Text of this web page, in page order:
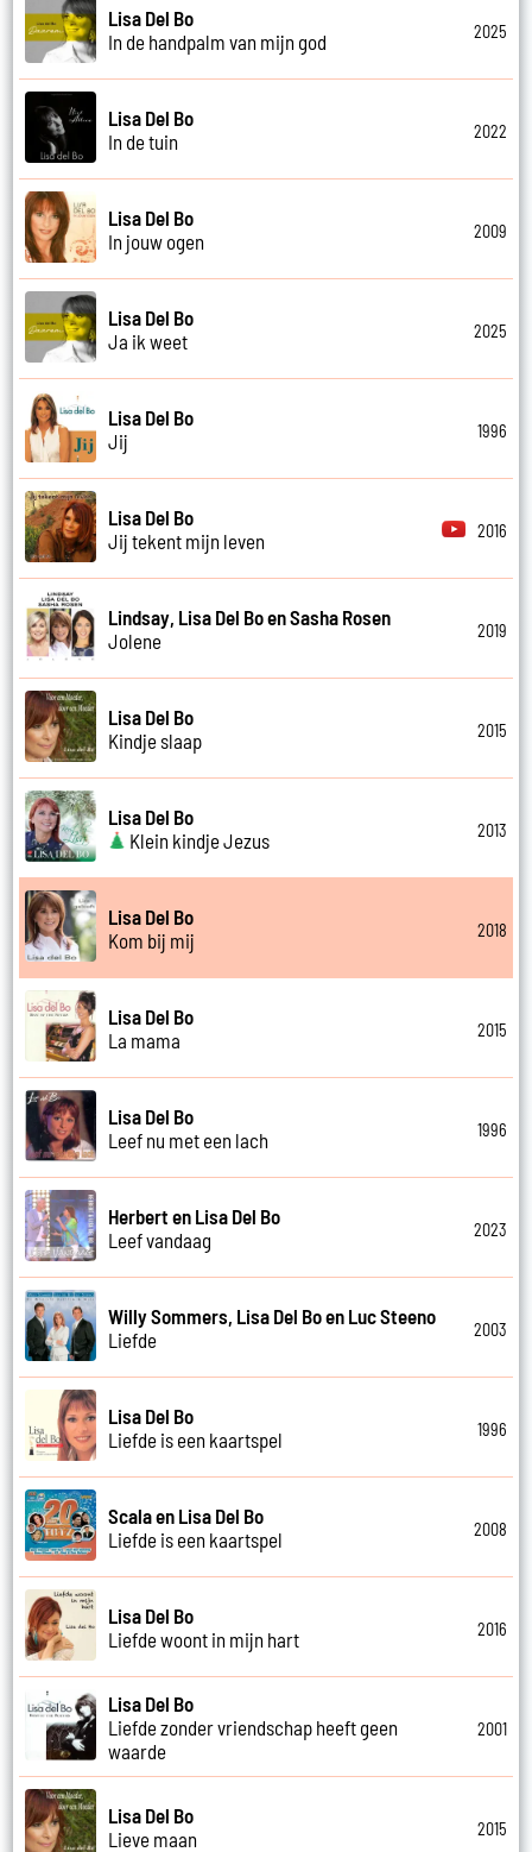
Lisa Del Bo
In de handpalm van mijn god
2025
Lisa Del Bo
In de tuin
2022
Lisa Del Bo
In jouw ogen
2009
Lisa Del Bo
Ja ik weet
2025
Lisa Del Bo
Jij
1996
Lisa Del Bo
Jij tekent mijn leven
2016
Lindsay, Lisa Del Bo en Sasha Rosen
Jolene
2019
Lisa Del Bo
Kindje slaap
2015
Lisa Del Bo
Klein kindje Jezus
2013
Lisa Del Bo
Kom bij mij
2018
Lisa Del Bo
La mama
2015
Lisa Del Bo
Leef nu met een lach
1996
Herbert en Lisa Del Bo
Leef vandaag
2023
Willy Sommers, Lisa Del Bo en Luc Steeno
Liefde
2003
Lisa Del Bo
Liefde is een kaartspel
1996
Scala en Lisa Del Bo
Liefde is een kaartspel
2008
Lisa Del Bo
Liefde woont in mijn hart
2016
Lisa Del Bo
Liefde zonder vriendschap heeft geen
waarde
2001
Lisa Del Bo
Lieve maan
2015